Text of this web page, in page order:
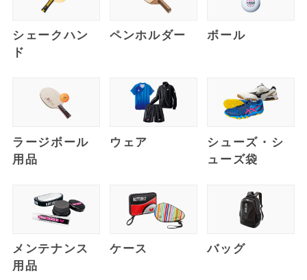
シェークハン
ド
ペンホルダー ボール
ラージボール
用品
ウェア
シューズ・シ
ューズ袋
メンテナンス
用品
ケース バッグ